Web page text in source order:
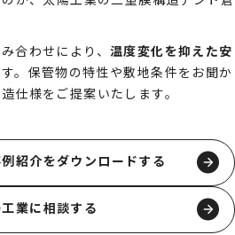
合わせにより、 温度変化を抑えた安
。保管物の特性や敷地条件をお聞か
仕様をご提案いたします。
紹介をダウンロードする
業に相談する